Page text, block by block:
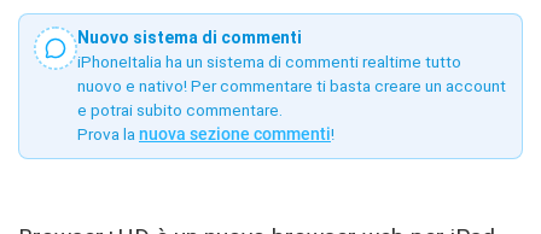
Nuovo sistema di commenti
iPhoneItalia ha un sistema di commenti realtime tutto
nuovo e nativo! Per commentare ti basta creare un account
e potrai subito commentare.
Prova la nuova sezione commenti!